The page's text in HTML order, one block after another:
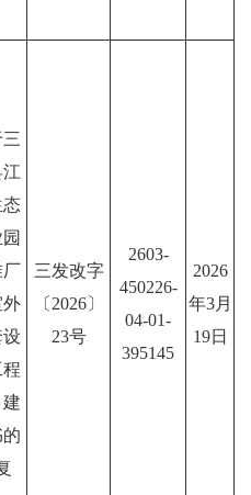
态
厂
外
三发改字
〔2026〕
23号
2603-
450226-
04-01-
395145
2026
年3月
19日